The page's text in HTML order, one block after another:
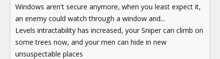
Windows aren't secure anymore, when you least expect it,
an enemy could watch through a window and...
Levels intractability has increased, your Sniper can climb on
some trees now, and your men can hide in new
unsuspectable places